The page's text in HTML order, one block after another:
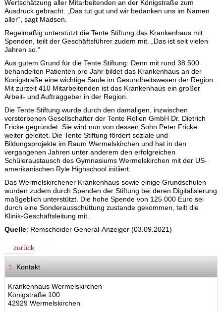
Wertschätzung aller Mitarbeitenden an der Königstraße zum
Ausdruck gebracht. „Das tut gut und wir bedanken uns im Namen
aller“, sagt Madsen.
Regelmäßig unterstützt die Tente Stiftung das Krankenhaus mit
Spenden, teilt der Geschäftsführer zudem mit. „Das ist seit vielen
Jahren so.“
Aus gutem Grund für die Tente Stiftung: Denn mit rund 38 500
behandelten Patienten pro Jahr bildet das Krankenhaus an der
Königstraße eine wichtige Säule im Gesundheitswesen der Region.
Mit zurzeit 410 Mitarbeitenden ist das Krankenhaus ein großer
Arbeit- und Auftraggeber in der Region.
Die Tente Stiftung wurde durch den damaligen, inzwischen
verstorbenen Gesellschafter der Tente Rollen GmbH Dr. Dietrich
Fricke gegründet. Sie wird nun von dessen Sohn Peter Fricke
weiter geleitet. Die Tente Stiftung fördert soziale und
Bildungsprojekte im Raum Wermelskirchen und hat in den
vergangenen Jahren unter anderem den erfolgreichen
Schüleraustausch des Gymnasiums Wermelskirchen mit der US-
amerikanischen Ryle Highschool initiiert.
Das Wermelskirchener Krankenhaus sowie einige Grundschulen
wurden zudem durch Spenden der Stiftung bei deren Digitalisierung
maßgeblich unterstützt. Die hohe Spende von 125 000 Euro sei
durch eine Sonderausschüttung zustande gekommen, teilt die
Klinik-Geschäftsleitung mit.
Quelle: Remscheider General-Anzeiger (03.09.2021)
zurück
Kontakt
Krankenhaus Wermelskirchen
Königstraße 100
42929 Wermelskirchen